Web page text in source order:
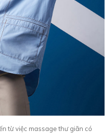
từ việc massage thư giãn có